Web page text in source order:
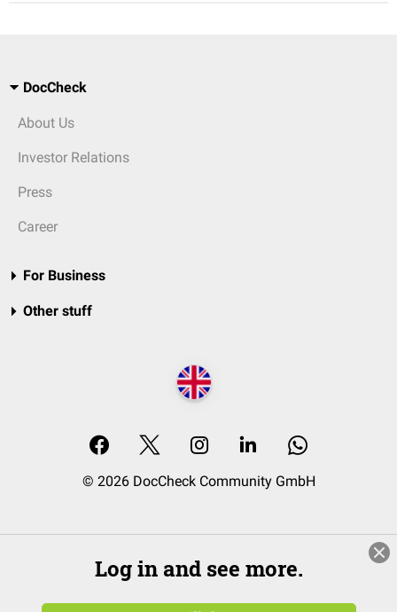
DocCheck
About Us
Investor Relations
Press
Career
For Business
Other stuff
© 2026 DocCheck Community GmbH
Log in and see more.